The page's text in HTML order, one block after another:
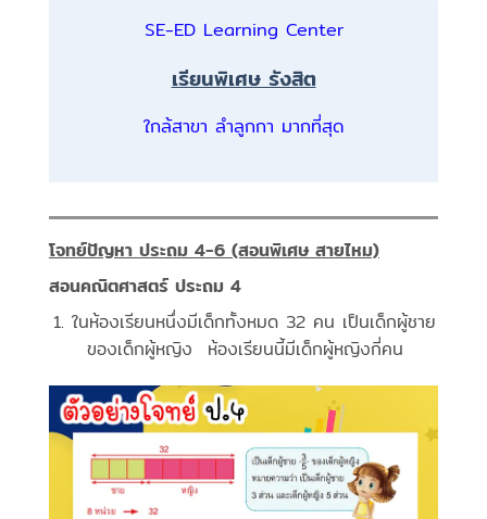
SE-ED Learning Center
เรียนพิเศษ รังสิต
ใกล้สาขา ลำลูกกา มากที่สุด
โจทย์ปัญหา ประถม 4-6(สอนพิเศษ สายไหม)
สอนคณิตศาสตร์ ประถม 4
ในห้องเรียนหนึ่งมีเด็กทั้งหมด 32 คน เป็นเด็กผู้ชาย
ของเด็กผู้หญิง ห้องเรียนนี้มีเด็กผู้หญิงกี่คน